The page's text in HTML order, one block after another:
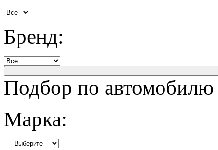
Бренд:
Подбор по автомобилю
Марка: